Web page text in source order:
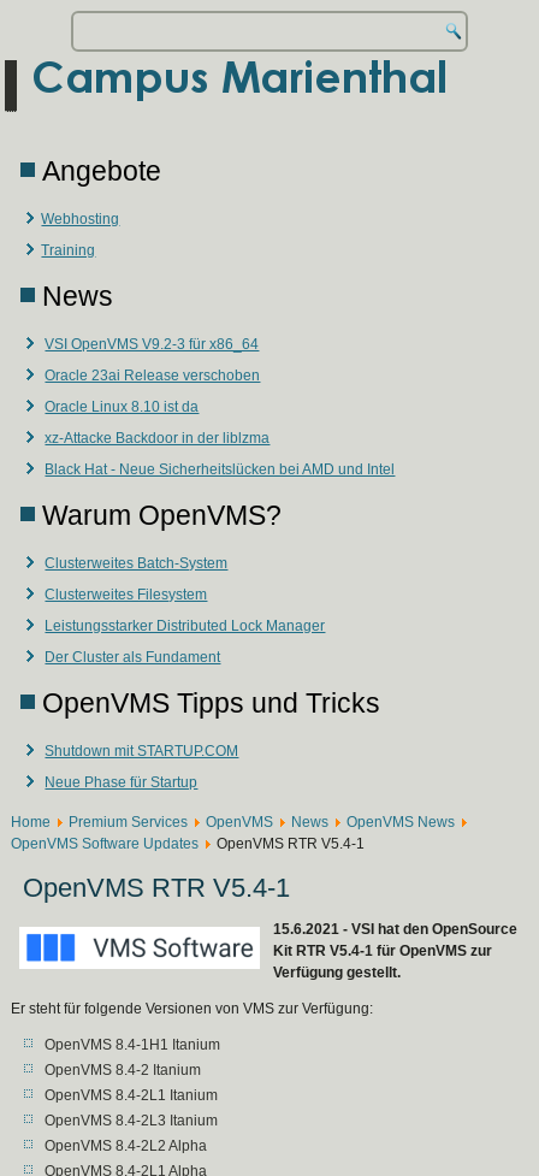
Angebote
Webhosting
Training
News
VSI OpenVMS V9.2-3 für x86_64
Oracle 23ai Release verschoben
Oracle Linux 8.10 ist da
xz-Attacke Backdoor in der liblzma
Black Hat - Neue Sicherheitslücken bei AMD und Intel
Warum OpenVMS?
Clusterweites Batch-System
Clusterweites Filesystem
Leistungsstarker Distributed Lock Manager
Der Cluster als Fundament
OpenVMS Tipps und Tricks
Shutdown mit STARTUP.COM
Neue Phase für Startup
Home Premium Services OpenVMS News
OpenVMS News
OpenVMS Software Updates
OpenVMS RTR V5.4-1
OpenVMS RTR V5.4-1
15.6.2021 - VSI hat den OpenSource
Kit RTR V5.4-1 für OpenVMS zur
Verfügung gestellt.
Er steht für folgende Versionen von VMS zur Verfügung:
OpenVMS 8.4-1H1 Itanium
OpenVMS 8.4-2 Itanium
OpenVMS 8.4-2L1 Itanium
OpenVMS 8.4-2L3 Itanium
OpenVMS 8.4-2L2 Alpha
OpenVMS 8.4-2L1 Alpha